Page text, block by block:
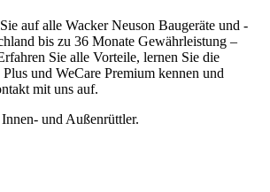
auf alle Wacker Neuson Baugeräte und -
bis zu 36 Monate Gewährleistung –
Sie alle Vorteile, lernen Sie die
und WeCare Premium kennen und
mit uns auf.
und Außenrüttler.